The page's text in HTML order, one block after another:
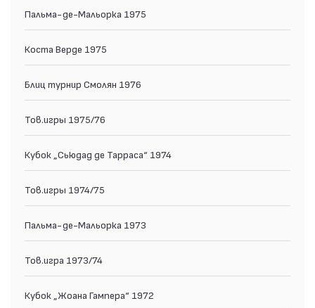
Пальма-де-Мальорка 1975
Коста Верде 1975
Блиц турнир Смолян 1976
Тов.игры 1975/76
Кубок „Сьюдад де Тарраса“ 1974
Тов.игры 1974/75
Пальма-де-Мальорка 1973
Тов.игра 1973/74
Кубок „Жоана Гампера“ 1972